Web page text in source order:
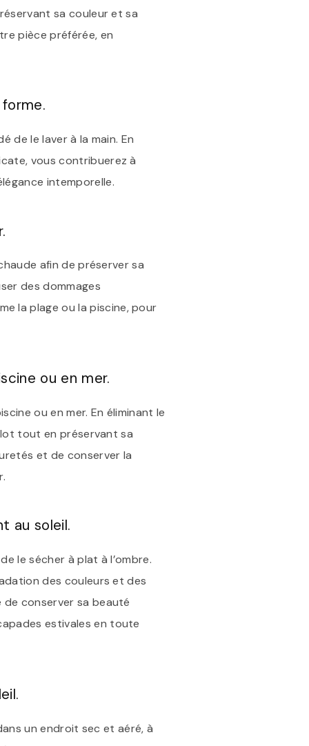
sa couleur et sa
pièce préférée, en
de le laver à la main. En
vous contribuerez à
intemporelle.
afin de préserver sa
des dommages
la plage ou la piscine, pour
ou en mer.
ou en mer. En éliminant le
tout en préservant sa
et de conserver la
au soleil.
le sécher à plat à l’ombre.
des couleurs et des
conserver sa beauté
estivales en toute
un endroit sec et aéré, à